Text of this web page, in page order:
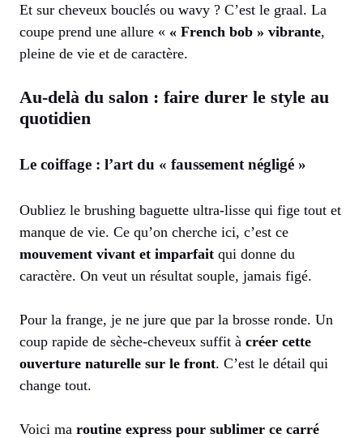
Et sur cheveux bouclés ou wavy ? C’est le graal. La
coupe prend une allure « « French bob » vibrante,
pleine de vie et de caractère.
Au-delà du salon : faire durer le style au
quotidien
Le coiffage : l’art du « faussement négligé »
Oubliez le brushing baguette ultra-lisse qui fige tout et
manque de vie. Ce qu’on cherche ici, c’est ce
mouvement vivant et imparfait qui donne du
caractère. On veut un résultat souple, jamais figé.
Pour la frange, je ne jure que par la brosse ronde. Un
coup rapide de sèche-cheveux suffit à créer cette
ouverture naturelle sur le front. C’est le détail qui
change tout.
Voici ma routine express pour sublimer ce carré